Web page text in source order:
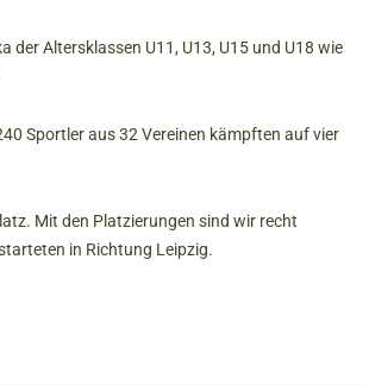
Altersklassen U11, U13, U15 und U18 wie
Sportler aus 32 Vereinen kämpften auf vier
Mit den Platzierungen sind wir recht
in Richtung Leipzig.